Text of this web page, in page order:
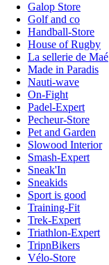
Galop Store
Golf and co
Handball-Store
House of Rugby
La sellerie de Maé
Made in Paradis
Nauti-wave
On-Fight
Padel-Expert
Pecheur-Store
Pet and Garden
Slowood Interior
Smash-Expert
Sneak'In
Sneakids
Sport is good
Training-Fit
Trek-Expert
Triathlon-Expert
TripnBikers
Vélo-Store